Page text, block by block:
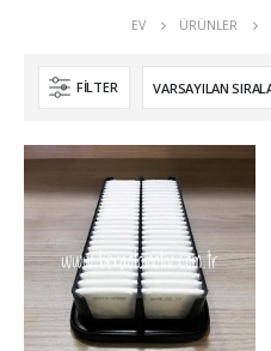
EV ÜRÜNLER
FILTER